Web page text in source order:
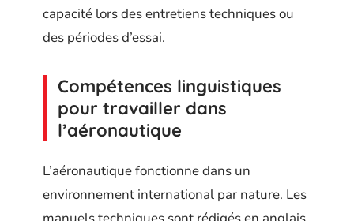
capacité lors des entretiens techniques ou
des périodes d’essai.
Compétences linguistiques
pour travailler dans
l’aéronautique
L’aéronautique fonctionne dans un
environnement international par nature. Les